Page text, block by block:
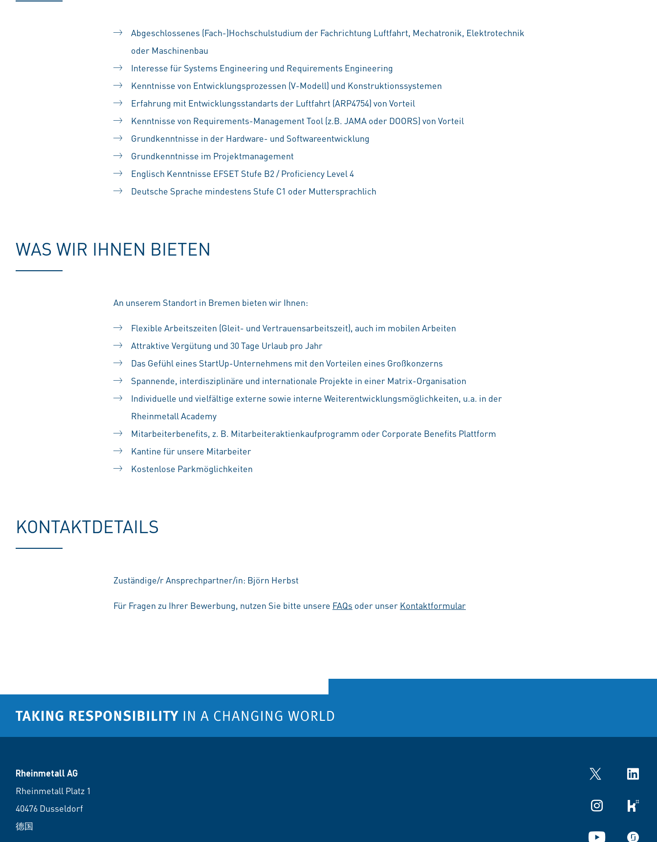
Abgeschlossenes (Fach-)Hochschulstudium der Fachrichtung Luftfahrt, Mechatronik, Elektrotechnik
oder Maschinenbau
Interesse für Systems Engineering und Requirements Engineering
Kenntnisse von Entwicklungsprozessen (V-Modell) und Konstruktionssystemen
Erfahrung mit Entwicklungsstandarts der Luftfahrt (ARP4754) von Vorteil
Kenntnisse von Requirements-Management Tool (z.B. JAMA oder DOORS) von Vorteil
Grundkenntnisse in der Hardware- und Softwareentwicklung
Grundkenntnisse im Projektmanagement
Englisch Kenntnisse EFSET Stufe B2 / Proficiency Level 4
Deutsche Sprache mindestens Stufe C1 oder Muttersprachlich
WAS WIR IHNEN BIETEN
An unserem Standort in Bremen bieten wir Ihnen:
Flexible Arbeitszeiten (Gleit- und Vertrauensarbeitszeit), auch im mobilen Arbeiten
Attraktive Vergütung und 30 Tage Urlaub pro Jahr
Das Gefühl eines StartUp-Unternehmens mit den Vorteilen eines Großkonzerns
Spannende, interdisziplinäre und internationale Projekte in einer Matrix-Organisation
Individuelle und vielfältige externe sowie interne Weiterentwicklungsmöglichkeiten, u.a. in der
Rheinmetall Academy
Mitarbeiterbenefits, z. B. Mitarbeiteraktienkaufprogramm oder Corporate Benefits Plattform
Kantine für unsere Mitarbeiter
Kostenlose Parkmöglichkeiten
KONTAKTDETAILS
Zuständige/r Ansprechpartner/in: Björn Herbst
Für Fragen zu Ihrer Bewerbung, nutzen Sie bitte unsere FAQs oder unser Kontaktformular
Rheinmetall AG
Rheinmetall Platz 1
40476 Dusseldorf
德国
Twitter LinkedIn
Instagram kununu
YouTube